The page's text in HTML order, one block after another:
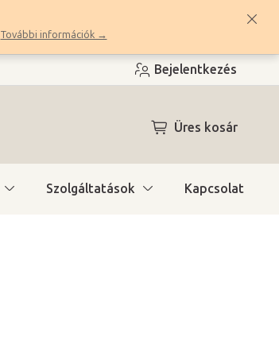
További információk →
Bejelentkezés
KOSÁR
Üres kosár
Szolgáltatások Kapcsolat